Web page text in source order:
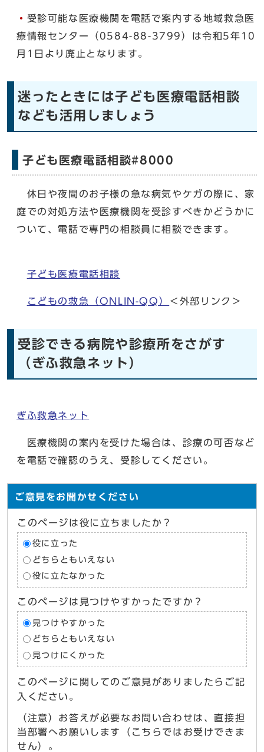
・ 受診可能な医療機関を電話で案内する地域救急医
療情報センター（0584-88-3799）は令和5年10
月1日より廃止となります。
迷ったときには子ども医療電話相談
なども活用しましょう
子ども医療電話相談#8000
休日や夜間のお子様の急な病気やケガの際に、家
庭での対処方法や医療機関を受診すべきかどうかに
ついて、電話で専門の相談員に相談できます。
子ども医療電話相談
こどもの救急（ONLIN-QQ） ＜外部リンク＞
受診できる病院や診療所をさがす
（ぎふ救急ネット）
ぎふ救急ネット
医療機関の案内を受けた場合は、診療の可否など
を電話で確認のうえ、受診してください。
ご意見をお聞かせください
このページは役に立ちましたか？
役に立った
どちらともいえない
役に立たなかった
このページは見つけやすかったですか？
見つけやすかった
どちらともいえない
見つけにくかった
このページに関してのご意見がありましたらご記
入ください。
（注意）お答えが必要なお問い合わせは、直接担
当部署へお願いします（こちらではお受けできま
せん）。